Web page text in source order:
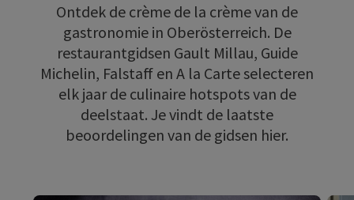
Ontdek de crème de la crème van de
gastronomie in Oberösterreich. De
restaurantgidsen Gault Millau, Guide
Michelin, Falstaff en A la Carte selecteren
elk jaar de culinaire hotspots van de
deelstaat. Je vindt de laatste
beoordelingen van de gidsen hier.